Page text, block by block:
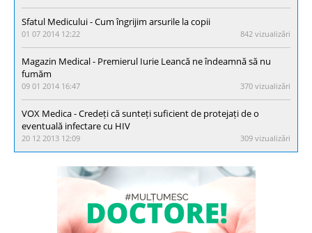
Sfatul Medicului - Cum îngrijim arsurile la copii
01 07 2014 12:22 842 vizualizări
Magazin Medical - Premierul Iurie Leancă ne îndeamnă să nu
fumăm
09 01 2014 16:47 370 vizualizări
VOX Medica - Credeți că sunteți suficient de protejați de o
eventuală infectare cu HIV
20 12 2013 12:09 309 vizualizări